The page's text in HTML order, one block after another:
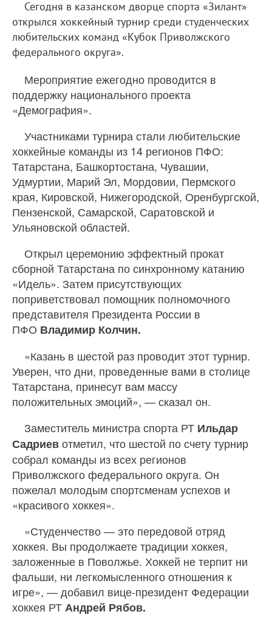
Сегодня в казанском дворце спорта «Зилант»
открылся хоккейный турнир среди студенческих
любительских команд «Кубок Приволжского
федерального округа».
Мероприятие ежегодно проводится в
поддержку национального проекта
«Демография».
Участниками турнира стали любительские
хоккейные команды из 14 регионов ПФО:
Татарстана, Башкортостана, Чувашии,
Удмуртии, Марий Эл, Мордовии, Пермского
края, Кировской, Нижегородской, Оренбургской,
Пензенской, Самарской, Саратовской и
Ульяновской областей.
Открыл церемонию эффектный прокат
сборной Татарстана по синхронному катанию
«Идель». Затем присутствующих
поприветствовал помощник полномочного
представителя Президента России в
ПФО Владимир Колчин.
«Казань в шестой раз проводит этот турнир.
Уверен, что дни, проведенные вами в столице
Татарстана, принесут вам массу
положительных эмоций», — сказал он.
Заместитель министра спорта РТ Ильдар
Садриевотметил, что шестой по счету турнир
собрал команды из всех регионов
Приволжского федерального округа. Он
пожелал молодым спортсменам успехов и
«красивого хоккея».
«Студенчество — это передовой отряд
хоккея. Вы продолжаете традиции хоккея,
заложенные в Поволжье. Хоккей не терпит ни
фальши, ни легкомысленного отношения к
игре», — добавил вице-президент Федерации
хоккея РТАндрей Рябов.